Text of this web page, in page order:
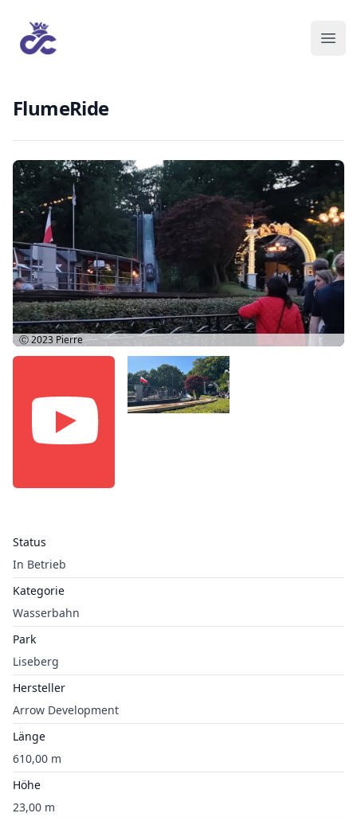
FlumeRide
Status
In Betrieb
Kategorie
Wasserbahn
Park
Liseberg
Hersteller
Arrow Development
Länge
610,00 m
Höhe
23,00 m
Ⓒ 2023 Pierre